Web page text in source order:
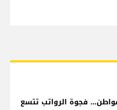
فجوة الرواتب تتسع